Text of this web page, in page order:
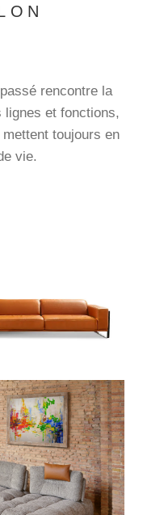
rencontre la
lignes et fonctions,
toujours en
vie.